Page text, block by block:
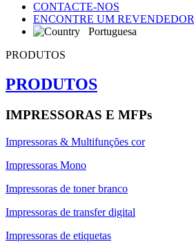
CONTACTE-NOS
ENCONTRE UM REVENDEDOR
Portuguesa
PRODUTOS
PRODUTOS
IMPRESSORAS E MFPs
Impressoras & Multifunções cor
Impressoras Mono
Impressoras de toner branco
Impressoras de transfer digital
Impressoras de etiquetas